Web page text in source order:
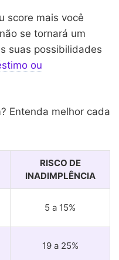
score mais você
se tornará um
suas possibilidades
ou
Entenda melhor cada
RISCO DE
INADIMPLÊNCIA
5 a 15%
19 a 25%